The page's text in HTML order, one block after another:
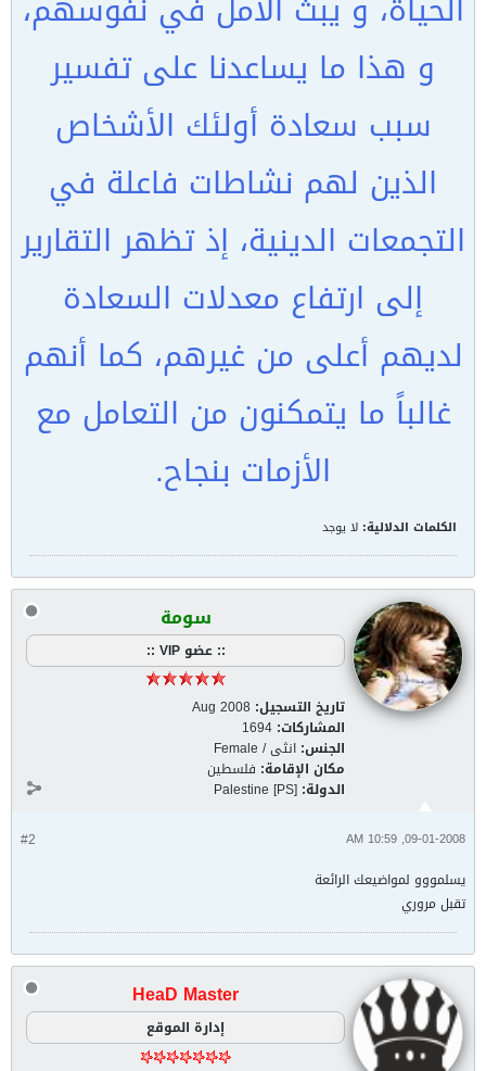
و هذا ما يساعدنا على تفسير
سبب سعادة أولئك الأشخاص
الذين لهم نشاطات فاعلة في
التجمعات الدينية، إذ تظهر التقارير
إلى ارتفاع معدلات السعادة
لديهم أعلى من غيرهم، كما أنهم
غالباً ما يتمكنون من التعامل مع
الأزمات بنجاح.
الكلمات الدلالية: لا يوجد
سومة
:: عضو VIP ::
تاريخ التسجيل: Aug 2008
المشاركات: 1694
الجنس: انثى / Female
مكان الإقامة: فلسطين
الدولة: Palestine [PS]
#2 09-01-2008, 10:59 AM
يسلمووو لمواضيعك الرائعة
تقبل مروري
HeaD Master
إدارة الموقع